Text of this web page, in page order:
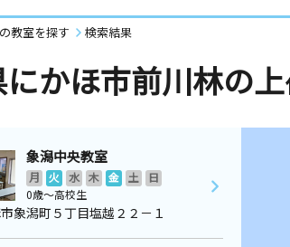
教室を探す 検索結果
かほ市前川林の上
象潟中央教室
月 火 水 木 金 土
日
0歳～高校生
象潟町５丁目塩越２２－１